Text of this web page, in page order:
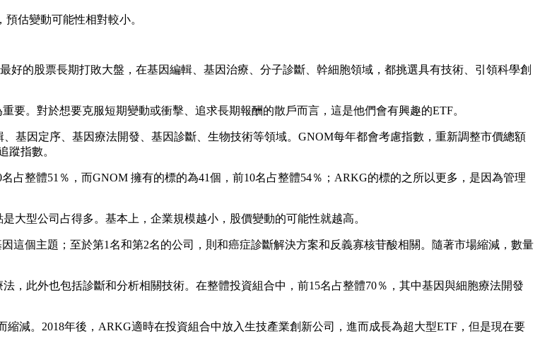
估變動可能性相對較小。
的股票長期打敗大盤，在基因編輯、基因治療、分子診斷、幹細胞領域，都挑選具有技術、引領科學創
。對於想要克服短期變動或衝擊、追求長期報酬的散戶而言，這是他們會有興趣的ETF。
基因定序、基因療法開發、基因診斷、生物技術等領域。GNOM每年都會考慮指數，重新調整市價總額
蹤指數。
整體51％，而GNOM 擁有的標的為41個，前10名占整體54％；ARKG的標的之所以更多，是因為管理
大型公司占得多。基本上，企業規模越小，股價變動的可能性就越高。
這個主題；至於第1名和第2名的公司，則和癌症診斷解決方案和反義寡核苷酸相關。隨著市場縮減，數量
，此外也包括診斷和分析相關技術。在整體投資組合中，前15名占整體70％，其中基因與細胞療法開發
減。2018年後，ARKG適時在投資組合中放入生技產業創新公司，進而成長為超大型ETF，但是現在要